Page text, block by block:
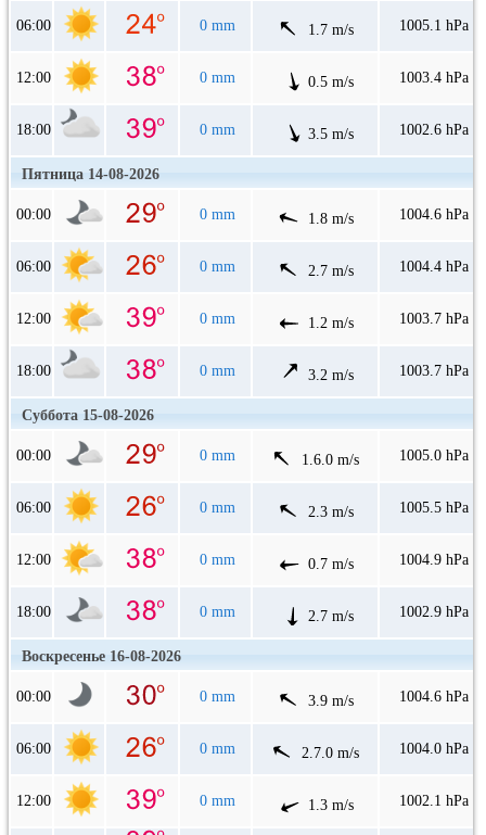
06:00 0 mm 1.7 m/s 1005.1 hPa
12:00 0 mm 0.5 m/s 1003.4 hPa
18:00 0 mm 3.5 m/s 1002.6 hPa
Пятница 14-08-2026
00:00 0 mm 1.8 m/s 1004.6 hPa
06:00 0 mm 2.7 m/s 1004.4 hPa
12:00 0 mm 1.2 m/s 1003.7 hPa
18:00 0 mm 3.2 m/s 1003.7 hPa
Суббота 15-08-2026
00:00 0 mm 1.6.0 m/s 1005.0 hPa
06:00 0 mm 2.3 m/s 1005.5 hPa
12:00 0 mm 0.7 m/s 1004.9 hPa
18:00 0 mm 2.7 m/s 1002.9 hPa
Воскресенье 16-08-2026
00:00 0 mm 3.9 m/s 1004.6 hPa
06:00 0 mm 2.7.0 m/s 1004.0 hPa
12:00 0 mm 1.3 m/s 1002.1 hPa